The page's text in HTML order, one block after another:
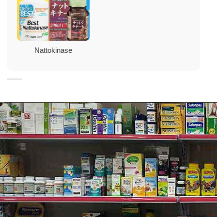
huyết tương, bao gồm các cục máu đông. Hiệu quả
thuần của việc giảm các protein này là một điều chế
trong lưu thông máu và hệ tuần hoàn. Những ảnh
hưởng này đã được chứng minh trong các nghiên cứu
ngẫu nhiên.Nattokinase